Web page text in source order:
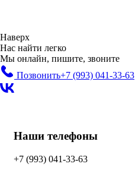
Наверх
Нас найти легко
Мы онлайн, пишите, звоните
Позвонить+7 (993) 041-33-63
Наши телефоны
+7 (993) 041-33-63